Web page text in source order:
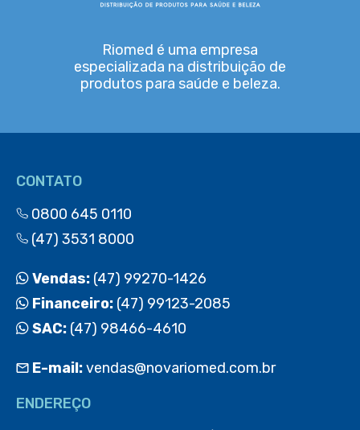
Riomed é uma empresa
especializada na distribuição de
produtos para saúde e beleza.
CONTATO
0800 645 0110
(47) 3531 8000
Vendas: (47) 99270-1426
Financeiro: (47) 99123-2085
SAC: (47) 98466-4610
E-mail:vendas@novariomed.com.br
ENDEREÇO